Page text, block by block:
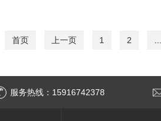
首页 上一页 1 2
服务热线：15916742378